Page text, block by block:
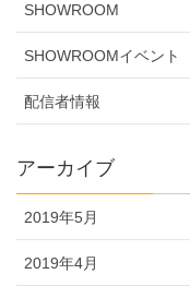
SHOWROOM
SHOWROOMイベント
配信者情報
アーカイブ
2019年5月
2019年4月